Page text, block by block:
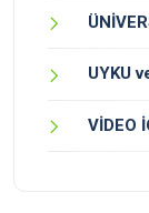
UYKU
VİDEO